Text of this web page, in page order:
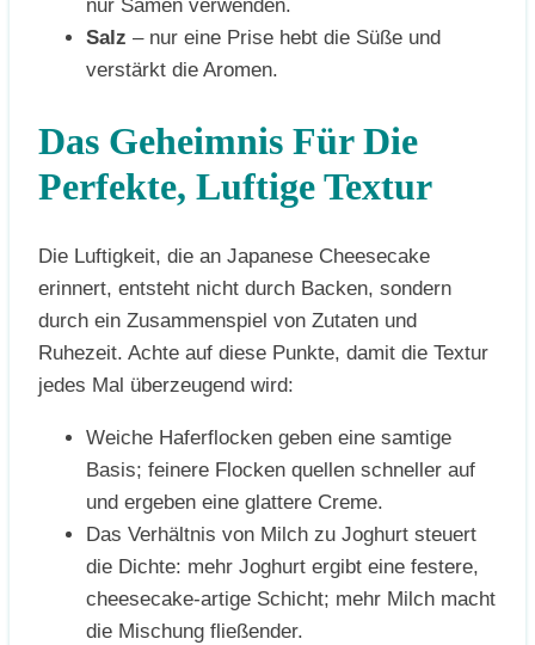
nur Samen verwenden.
Salz – nur eine Prise hebt die Süße und
verstärkt die Aromen.
Das Geheimnis Für Die
Perfekte, Luftige Textur
Die Luftigkeit, die an Japanese Cheesecake
erinnert, entsteht nicht durch Backen, sondern
durch ein Zusammenspiel von Zutaten und
Ruhezeit. Achte auf diese Punkte, damit die Textur
jedes Mal überzeugend wird:
Weiche Haferflocken geben eine samtige
Basis; feinere Flocken quellen schneller auf
und ergeben eine glattere Creme.
Das Verhältnis von Milch zu Joghurt steuert
die Dichte: mehr Joghurt ergibt eine festere,
cheesecake-artige Schicht; mehr Milch macht
die Mischung fließender.